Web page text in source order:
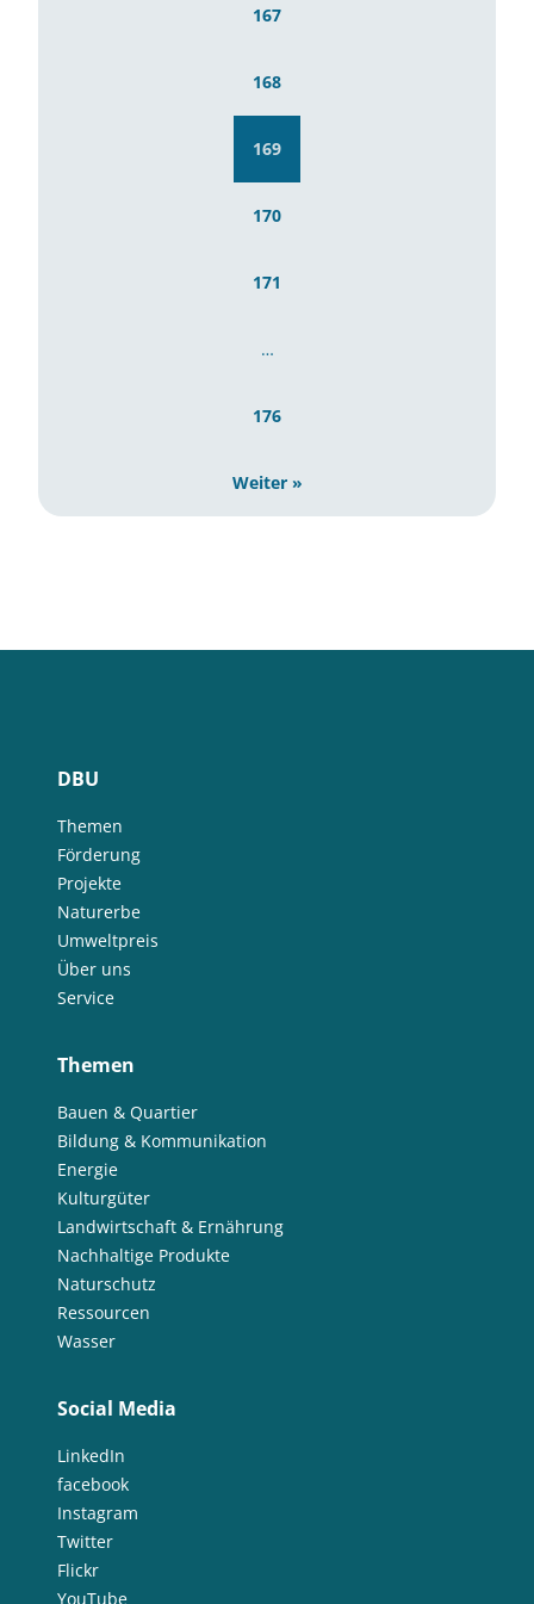
167
168
169
170
171
…
176
Weiter »
DBU
Themen
Förderung
Projekte
Naturerbe
Umweltpreis
Über uns
Service
Themen
Bauen & Quartier
Bildung & Kommunikation
Energie
Kulturgüter
Landwirtschaft & Ernährung
Nachhaltige Produkte
Naturschutz
Ressourcen
Wasser
Social Media
LinkedIn
facebook
Instagram
Twitter
Flickr
YouTube